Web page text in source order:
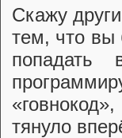
Скажу
тем, что вы
попадать
тянуло